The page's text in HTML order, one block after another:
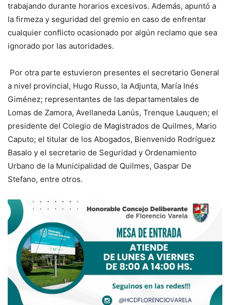
trabajando durante horarios excesivos. Además, apuntó a
la firmeza y seguridad del gremio en caso de enfrentar
cualquier conflicto ocasionado por algún reclamo que sea
ignorado por las autoridades.
Por otra parte estuvieron presentes el secretario General
a nivel provincial, Hugo Russo, la Adjunta, María Inés
Giménez; representantes de las departamentales de
Lomas de Zamora, Avellaneda Lanús, Trenque Lauquen; el
presidente del Colegio de Magistrados de Quilmes, Mario
Caputo; el titular de los Abogados, Bienvenido Rodríguez
Basalo y el secretario de Seguridad y Ordenamiento
Urbano de la Municipalidad de Quilmes, Gaspar De
Stefano, entre otros.